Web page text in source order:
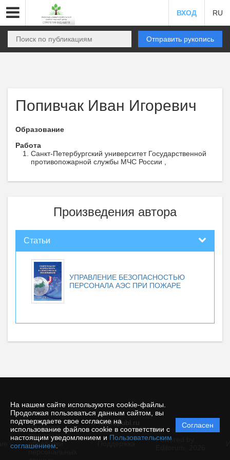
На нашем сайте используются cookie-файлы.
Продолжая пользоваться данным сайтом, вы
подтверждаете свое согласие на
использование файлов cookie в соответствии с
настоящим уведомлением и Пользовательским
соглашением
Согласен
ВХОД RU
Отправить рукопись
Попивчак Иван Игоревич
Образование
Работа
Санкт-Петербургский университет Государственной
противопожарной службы МЧС России ,
Произведения автора
Статьи
УПРАВЛЕНИЕ БЕЗОПАСНОСТЬЮ
ПЕРСОНАЛА АЭС ПРИ ПОЖАРЕ
© futurepubl.ru
Политика
защиты и
обработки
Powered by